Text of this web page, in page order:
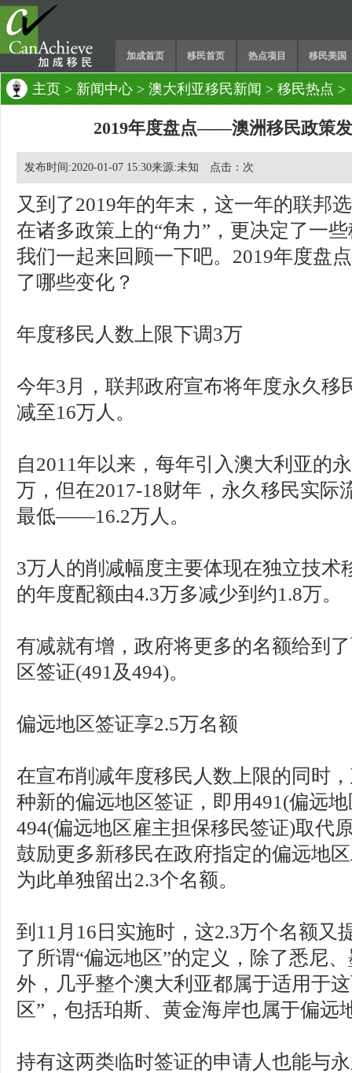
加成首页 移民首页 热点项目 移民美国
主页>新闻中心>澳大利亚移民新闻>移民热点>
2019年度盘点——澳洲移民政策
发布时间:2020-01-07 15:30来源:未知 点击： 次
又到了2019年的年末，这一年的联邦
在诸多政策上的“角力”，更决定了一
我们一起来回顾一下吧。2019年度
了哪些变化？
年度移民人数上限下调3万
今年3月，联邦政府宣布将年度永久移
减至16万人。
自2011年以来，每年引入澳大利亚的
万，但在2017-18财年，永久移民实际
最低——16.2万人。
3万人的削减幅度主要体现在独立技术
的年度配额由4.3万多减少到约1.8万。
有减就有增，政府将更多的名额给到
区签证(491及494)。
偏远地区签证享2.5万名额
在宣布削减年度移民人数上限的同时
种新的偏远地区签证，即用491(偏远
494(偏远地区雇主担保移民签证)取代
鼓励更多新移民在政府指定的偏远地
为此单独留出2.3个名额。
到11月16日实施时，这2.3万个名额又
了所谓“偏远地区”的定义，除了悉尼
外，几乎整个澳大利亚都属于适用于
区”，包括珀斯、黄金海岸也属于偏远
持有这两类临时签证的申请人也能与